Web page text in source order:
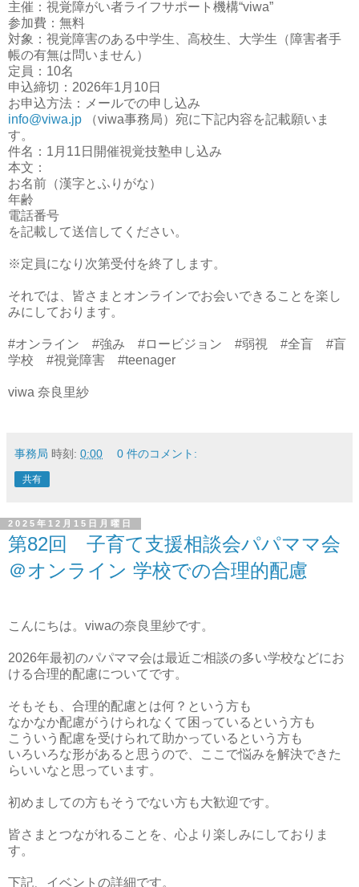
主催：視覚障がい者ライフサポート機構“viwa”
参加費：無料
対象：視覚障害のある中学生、高校生、大学生（障害者手
帳の有無は問いません）
定員：10名
申込締切：2026年1月10日
お申込方法：メールでの申し込み
info@viwa.jp （viwa事務局）宛に下記内容を記載願いま
す。
件名：1月11日開催視覚技塾申し込み
本文：
お名前（漢字とふりがな）
年齢
電話番号
を記載して送信してください。
※定員になり次第受付を終了します。
それでは、皆さまとオンラインでお会いできることを楽し
みにしております。
#オンライン #強み #ロービジョン #弱視 #全盲 #盲
学校 #視覚障害 #teenager
viwa 奈良里紗
事務局 時刻: 0:00 0 件のコメント:
共有
2025年12月15日月曜日
第82回 子育て支援相談会パパママ会
＠オンライン 学校での合理的配慮
こんにちは。viwaの奈良里紗です。
2026年最初のパパママ会は最近ご相談の多い学校などにお
ける合理的配慮についてです。
そもそも、合理的配慮とは何？という方も
なかなか配慮がうけられなくて困っているという方も
こういう配慮を受けられて助かっているという方も
いろいろな形があると思うので、ここで悩みを解決できた
らいいなと思っています。
初めましての方もそうでない方も大歓迎です。
皆さまとつながれることを、心より楽しみにしておりま
す。
下記、イベントの詳細です。